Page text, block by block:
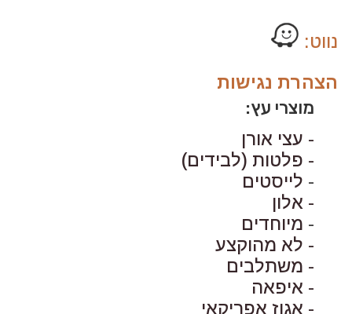
נווט:
הצהרת נגישות
מוצרי עץ:
- עצי אורן
- פלטות (לבידים)
- לייסטים
- אלון
- מיוחדים
- לא מהוקצע
- משתלבים
- איפאה
- אגוז אפריקאי